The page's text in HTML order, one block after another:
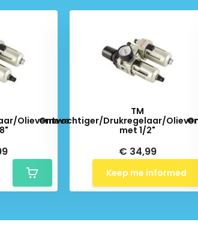
Olievernevelaar
TM
Ontvochtiger/Drukregelaar/
met 1/2"
€ 34,99
Keep me informed